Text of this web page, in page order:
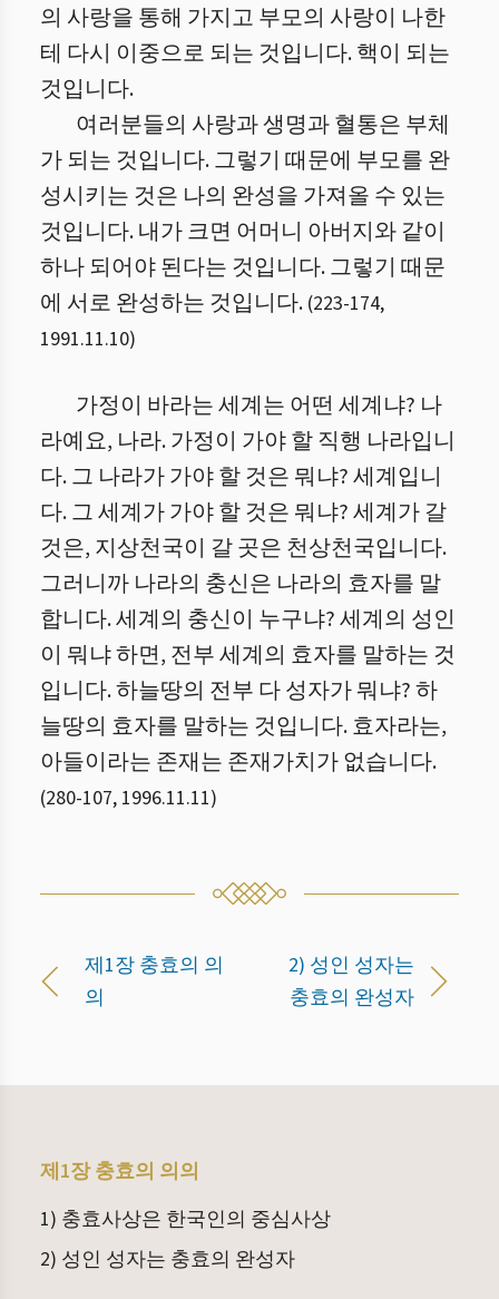
의 사랑을 통해 가지고 부모의 사랑이 나한
테 다시 이중으로 되는 것입니다. 핵이 되는
것입니다.
여러분들의 사랑과 생명과 혈통은 부체
가 되는 것입니다. 그렇기 때문에 부모를 완
성시키는 것은 나의 완성을 가져올 수 있는
것입니다. 내가 크면 어머니 아버지와 같이
하나 되어야 된다는 것입니다. 그렇기 때문
에 서로 완성하는 것입니다. (223-174,
1991.11.10)
가정이 바라는 세계는 어떤 세계냐? 나
라예요, 나라. 가정이 가야 할 직행 나라입니
다. 그 나라가 가야 할 것은 뭐냐? 세계입니
다. 그 세계가 가야 할 것은 뭐냐? 세계가 갈
것은, 지상천국이 갈 곳은 천상천국입니다.
그러니까 나라의 충신은 나라의 효자를 말
합니다. 세계의 충신이 누구냐? 세계의 성인
이 뭐냐 하면, 전부 세계의 효자를 말하는 것
입니다. 하늘땅의 전부 다 성자가 뭐냐? 하
늘땅의 효자를 말하는 것입니다. 효자라는,
아들이라는 존재는 존재가치가 없습니다.
(280-107, 1996.11.11)
제1장 충효의 의
의
2) 성인 성자는
충효의 완성자
제1장 충효의 의의
1) 충효사상은 한국인의 중심사상
2) 성인 성자는 충효의 완성자